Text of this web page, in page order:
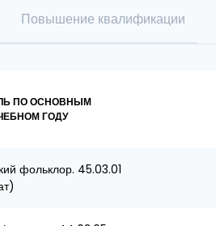
Повышение квалификации
ПО ОСНОВНЫМ
ГОДУ
фольклор. 45.03.01